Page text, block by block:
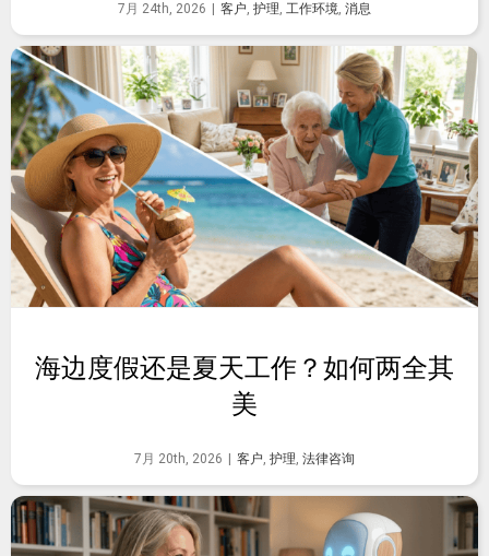
7月 24th, 2026 客户, 护理, 工作环境, 消息
海边度假还是夏天工作？如何两全其
美
7月 20th, 2026 客户, 护理, 法律咨询